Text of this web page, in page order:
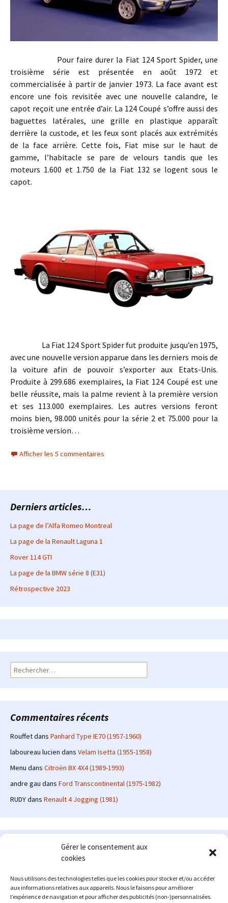
Gérer le consentement aux
cookies
Nous utilisons des technologies telles que les cookies pour stocker et/ou accéder
aux informations relatives aux appareils. Nous le faisons pour améliorer
l’expérience de navigation et pour afficher des publicités (non-)personnalisées.
Pour faire durer la Fiat 124 Sport Spider, une
troisième série est présentée en août 1972 et
commercialisée à partir de janvier 1973. La face avant est
encore une fois revisitée avec une nouvelle calandre, le
capot reçoit une entrée d’air. La 124 Coupé s’offre aussi des
baguettes latérales, une grille en plastique apparaît
derrière la custode, et les feux sont placés aux extrémités
de la face arrière. Cette fois, Fiat mise sur le haut de
gamme, l’habitacle se pare de velours tandis que les
moteurs 1.600 et 1.750 de la Fiat 132 se logent sous le
capot.
La Fiat 124 Sport Spider fut produite jusqu’en 1975,
avec une nouvelle version apparue dans les derniers mois de
la voiture afin de pouvoir s’exporter aux Etats-Unis.
Produite à 299.686 exemplaires, la Fiat 124 Coupé est une
belle réussite, mais la palme revient à la première version
et ses 113.000 exemplaires. Les autres versions feront
moins bien, 98.000 unités pour la série 2 et 75.000 pour la
troisième version…
Afficher les 5 commentaires
Derniers articles…
La page de l’Alfa Romeo Montreal
La page de la Renault Laguna 1
Rover 114 GTI
La page de la BMW série 8 (E31)
Rétrospective 2023
Rechercher :
Commentaires récents
Rouffetdans Panhard Type IE70 (1957-1960)
laboureau lucien dans Velam Isetta (1955-1958)
Menu dans Citroën BX 4X4 (1989-1993)
andre gau dans Ford Transcontinental (1975-1982)
RUDYdans Renault 4 Jogging (1981)
Le site en quelques mots
: passionné d'automobile ancienne depuis de
nombreuses années, j'ai commencé à partager ma passion sur
internet à partir de 2009 au travers d'un blog qui a connu un relatif
succès. Fin 2013, je décide de prendre mon autonomie et me lancer